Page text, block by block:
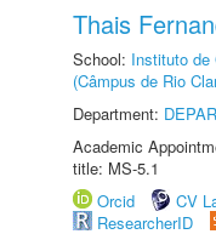
Thais
School: Instituto de
(Câmpus de Rio
Department:
Academic
title: MS-5.1
Orcid
CV
ResearcherID